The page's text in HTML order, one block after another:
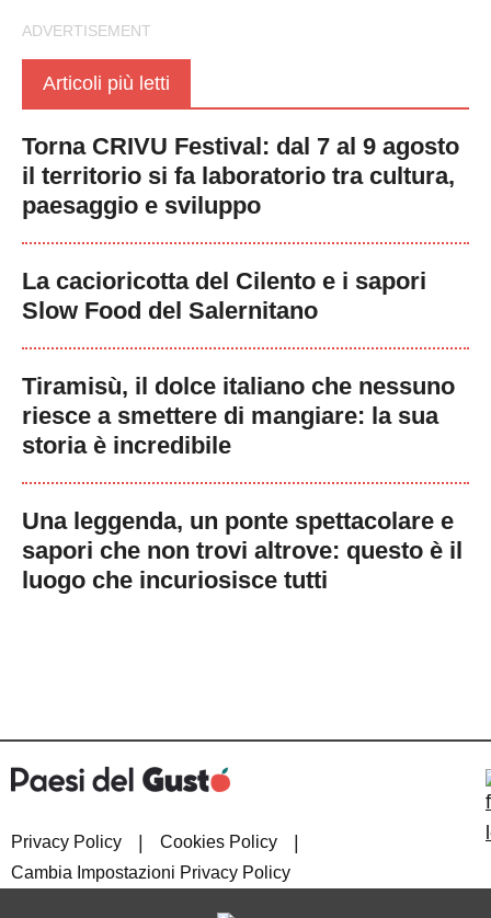
Articoli più letti
Torna CRIVU Festival: dal 7 al 9 agosto
il territorio si fa laboratorio tra cultura,
paesaggio e sviluppo
La cacioricotta del Cilento e i sapori
Slow Food del Salernitano
Tiramisù, il dolce italiano che nessuno
riesce a smettere di mangiare: la sua
storia è incredibile
Una leggenda, un ponte spettacolare e
sapori che non trovi altrove: questo è il
luogo che incuriosisce tutti
Privacy Policy Cookies Policy
Cambia Impostazioni Privacy Policy